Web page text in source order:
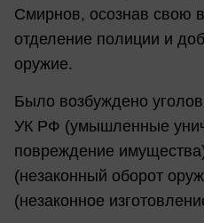
Смирнов, осознав свою
отделение полиции и
оружие.
Было возбуждено
УК РФ (умышленные
повреждение
(незаконный оборот
(незаконное